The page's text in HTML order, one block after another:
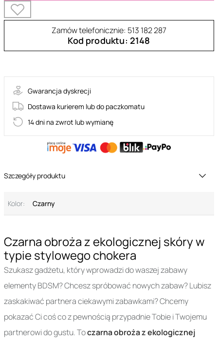
Czarna obroża z ekologicznej skóry w
typie stylowego chokera
Szukasz gadżetu, który wprowadzi do waszej zabawy
elementy BDSM? Chcesz spróbować nowych zabaw? Lubisz
zaskakiwać partnera ciekawymi zabawkami? Chcemy
pokazać Ci coś co z pewnością przypadnie Tobie i Twojemu
partnerowi do gustu. Toczarna obroża z ekologicznej
Zamów telefonicznie: 513 182 287
Kod produktu: 2148
Gwarancja dyskrecji
Dostawa kurierem lub do paczkomatu
14 dni na zwrot lub wymianę
Szczegóły produktu
Kolor: Czarny